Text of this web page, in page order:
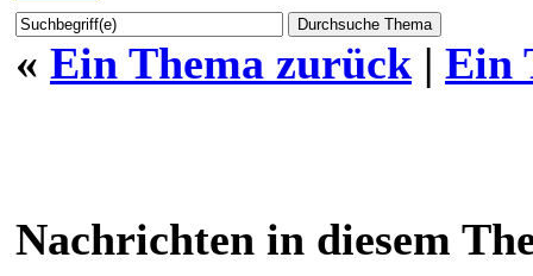
« Ein Thema zurück | Ein
Nachrichten in diesem